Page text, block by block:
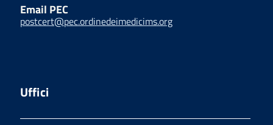
Email PEC
postcert@pec.ordinedeimedicims.org
Uffici